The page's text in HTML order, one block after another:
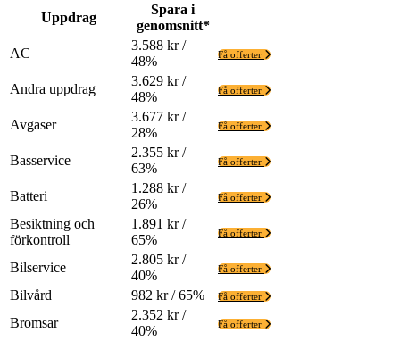
Uppdrag
Spara i
genomsnitt*
AC
3.588 kr /
48%
Få offerter
Andra uppdrag
3.629 kr /
48%
Få offerter
Avgaser
3.677 kr /
28%
Få offerter
Basservice
2.355 kr /
63%
Få offerter
Batteri
1.288 kr /
26%
Få offerter
Besiktning och
förkontroll
1.891 kr /
65%
Få offerter
Bilservice
2.805 kr /
40%
Få offerter
Bilvård 982 kr / 65% Få offerter
Bromsar
2.352 kr /
40%
Få offerter